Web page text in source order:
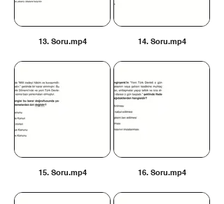
13. Soru.mp4 14. Soru.mp4
15. Soru.mp4 16. Soru.mp4